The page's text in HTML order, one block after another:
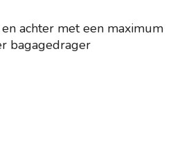
achter met een maximum
bagagedrager